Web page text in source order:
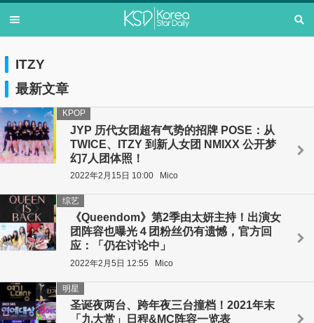
ITZY
最新文章
JYP 历代女团超有气势的招牌 POSE：从
TWICE、ITZY 到新人女团 NMIXX 公开梦
幻7人团体照！
KPOP
2022年2月15日 10:00 Mico
《Queendom》第2季由太妍主持！出演女
团阵容也曝光４团粉丝仍有遗憾，官方回
应：「仍在讨论中」
综艺
2022年2月5日 12:55 Mico
圣诞夜两台、跨年夜三台撞档！2021年末
「九大赏」日程&MC阵容一览表
明星